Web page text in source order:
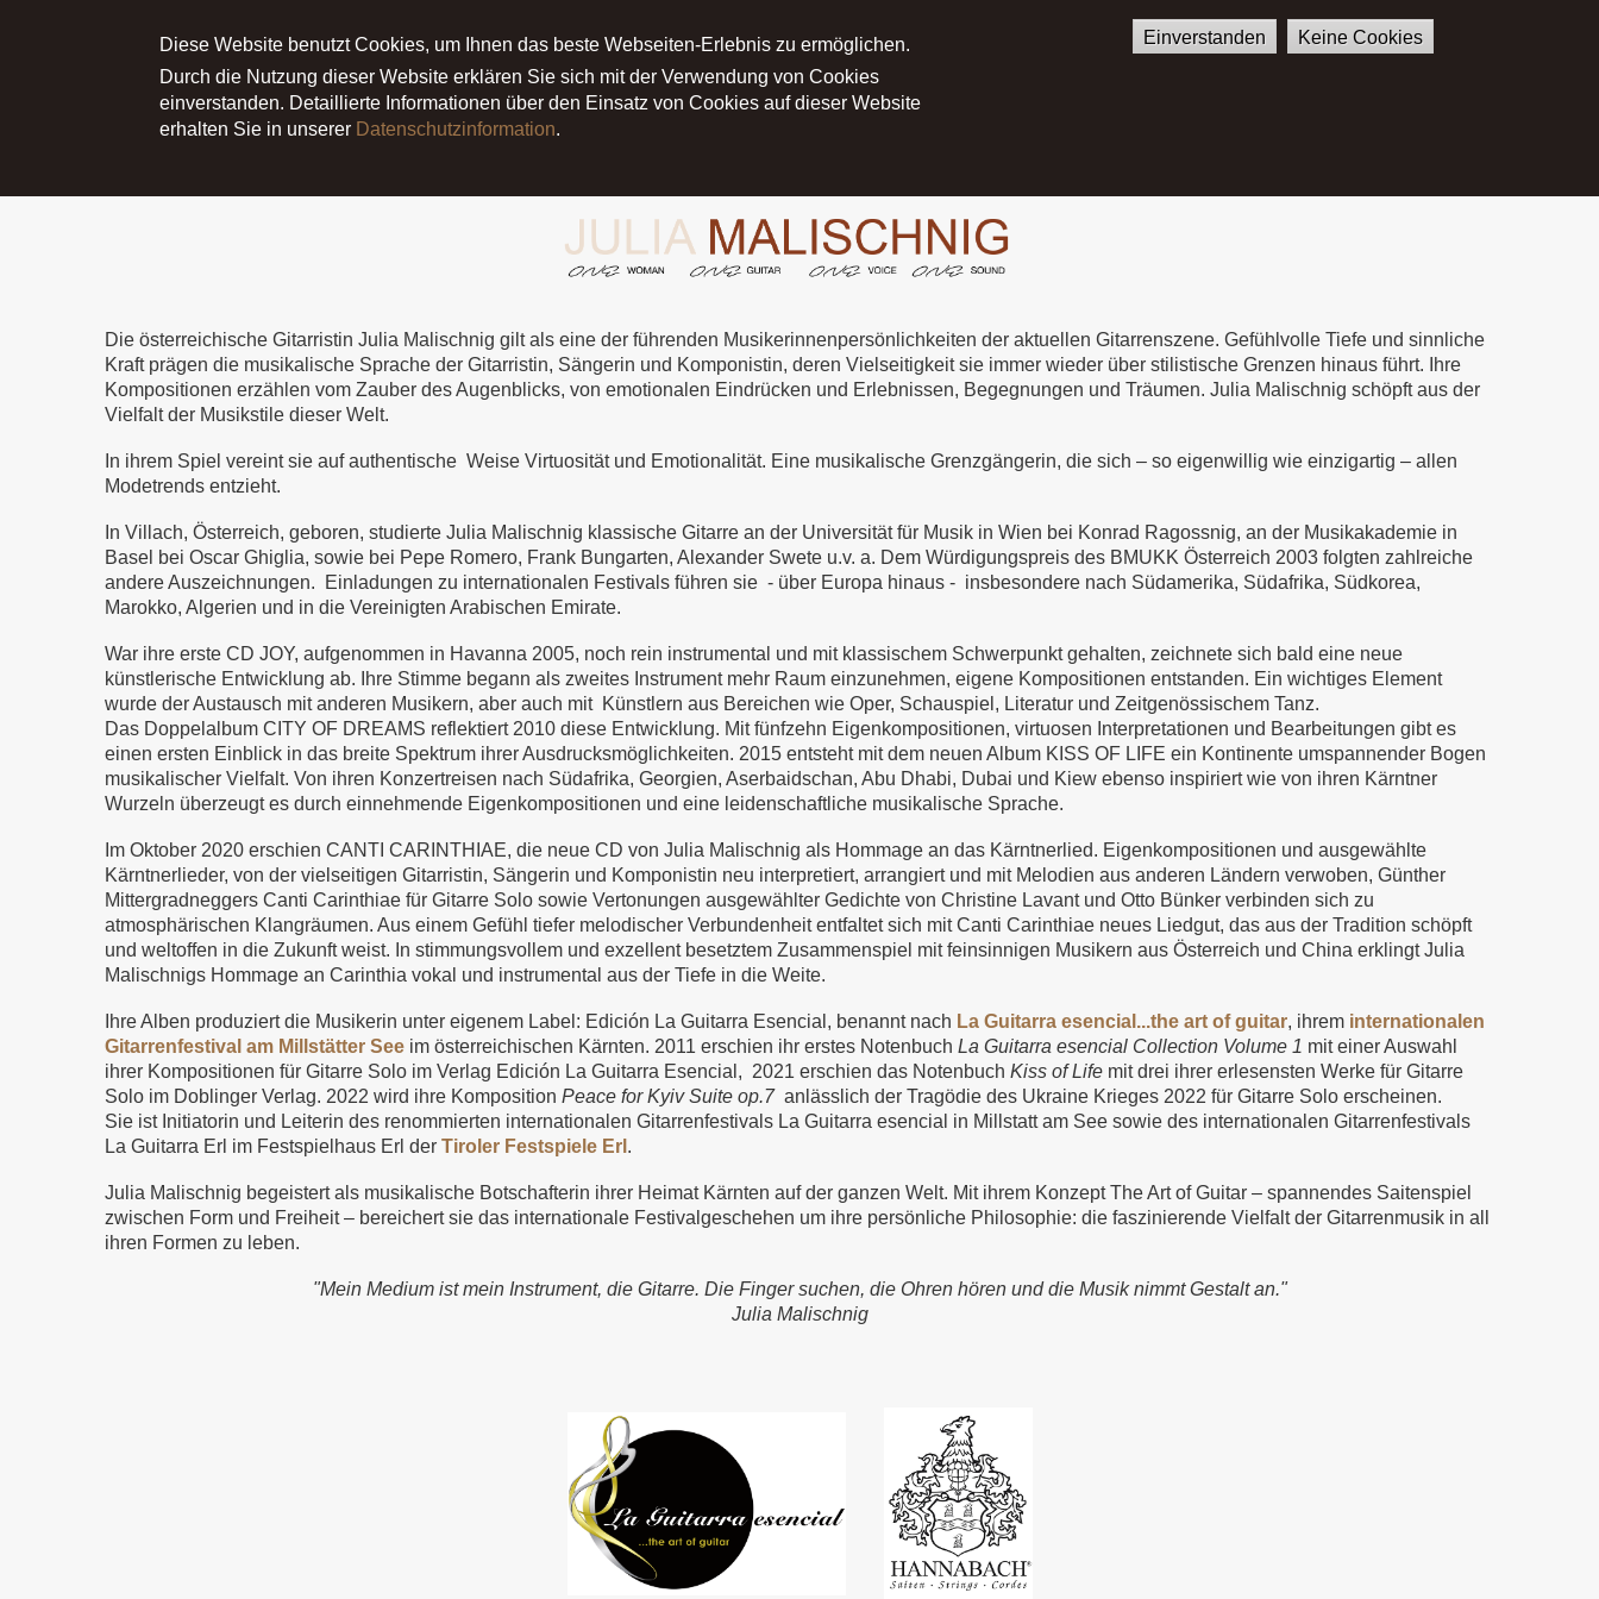
Diese Website benutzt Cookies, um Ihnen das beste Webseiten-Erlebnis zu ermöglichen.
Durch die Nutzung dieser Website erklären Sie sich mit der Verwendung von Cookies
einverstanden. Detaillierte Informationen über den Einsatz von Cookies auf dieser Website
erhalten Sie in unserer Datenschutzinformation.
Einverstanden Keine Cookies
Main menu
ÜBER JULIA NEWS TERMINE PROJEKTE MEDIEN SHOP KONTAKT
Startseite Über Julia
Die österreichische Gitarristin Julia Malischnig gilt als eine der führenden Musikerinnenpersönlichkeiten der aktuellen Gitarrenszene. Gefühlvolle Tiefe und sinnliche
Kraft prägen die musikalische Sprache der Gitarristin, Sängerin und Komponistin, deren Vielseitigkeit sie immer wieder über stilistische Grenzen hinaus führt. Ihre
Kompositionen erzählen vom Zauber des Augenblicks, von emotionalen Eindrücken und Erlebnissen, Begegnungen und Träumen. Julia Malischnig schöpft aus der
Vielfalt der Musikstile dieser Welt.
In ihrem Spiel vereint sie auf authentische Weise Virtuosität und Emotionalität. Eine musikalische Grenzgängerin, die sich – so eigenwillig wie einzigartig – allen
Modetrends entzieht.
In Villach, Österreich, geboren, studierte Julia Malischnig klassische Gitarre an der Universität für Musik in Wien bei Konrad Ragossnig, an der Musikakademie in
Basel bei Oscar Ghiglia, sowie bei Pepe Romero, Frank Bungarten, Alexander Swete u.v. a. Dem Würdigungspreis des BMUKK Österreich 2003 folgten zahlreiche
andere Auszeichnungen. Einladungen zu internationalen Festivals führen sie - über Europa hinaus - insbesondere nach Südamerika, Südafrika, Südkorea,
Marokko, Algerien und in die Vereinigten Arabischen Emirate.
War ihre erste CD JOY, aufgenommen in Havanna 2005, noch rein instrumental und mit klassischem Schwerpunkt gehalten, zeichnete sich bald eine neue
künstlerische Entwicklung ab. Ihre Stimme begann als zweites Instrument mehr Raum einzunehmen, eigene Kompositionen entstanden. Ein wichtiges Element
wurde der Austausch mit anderen Musikern, aber auch mit Künstlern aus Bereichen wie Oper, Schauspiel, Literatur und Zeitgenössischem Tanz.
Das Doppelalbum CITY OF DREAMS reflektiert 2010 diese Entwicklung. Mit fünfzehn Eigenkompositionen, virtuosen Interpretationen und Bearbeitungen gibt es
einen ersten Einblick in das breite Spektrum ihrer Ausdrucksmöglichkeiten. 2015 entsteht mit dem neuen Album KISS OF LIFE ein Kontinente umspannender Bogen
musikalischer Vielfalt. Von ihren Konzertreisen nach Südafrika, Georgien, Aserbaidschan, Abu Dhabi, Dubai und Kiew ebenso inspiriert wie von ihren Kärntner
Wurzeln überzeugt es durch einnehmende Eigenkompositionen und eine leidenschaftliche musikalische Sprache.
Im Oktober 2020 erschien CANTI CARINTHIAE, die neue CD von Julia Malischnig als Hommage an das Kärntnerlied. Eigenkompositionen und ausgewählte
Kärntnerlieder, von der vielseitigen Gitarristin, Sängerin und Komponistin neu interpretiert, arrangiert und mit Melodien aus anderen Ländern verwoben, Günther
Mittergradneggers Canti Carinthiae für Gitarre Solo sowie Vertonungen ausgewählter Gedichte von Christine Lavant und Otto Bünker verbinden sich zu
atmosphärischen Klangräumen. Aus einem Gefühl tiefer melodischer Verbundenheit entfaltet sich mit Canti Carinthiae neues Liedgut, das aus der Tradition schöpft
und weltoffen in die Zukunft weist. In stimmungsvollem und exzellent besetztem Zusammenspiel mit feinsinnigen Musikern aus Österreich und China erklingt Julia
Malischnigs Hommage an Carinthia vokal und instrumental aus der Tiefe in die Weite.
Ihre Alben produziert die Musikerin unter eigenem Label: Edición La Guitarra Esencial, benannt nach La Guitarra esencial...the art of guitar, ihrem internationalen
Gitarrenfestival am Millstätter See im österreichischen Kärnten. 2011 erschien ihr erstes Notenbuch La Guitarra esencial Collection Volume 1 mit einer Auswahl
ihrer Kompositionen für Gitarre Solo im Verlag Edición La Guitarra Esencial, 2021 erschien das Notenbuch Kiss of Life mit drei ihrer erlesensten Werke für Gitarre
Solo im Doblinger Verlag. 2022 wird ihre Komposition Peace for Kyiv Suite op.7 anlässlich der Tragödie des Ukraine Krieges 2022 für Gitarre Solo erscheinen.
Sie ist Initiatorin und Leiterin des renommierten internationalen Gitarrenfestivals La Guitarra esencial in Millstatt am See sowie des internationalen Gitarrenfestivals
La Guitarra Erl im Festspielhaus Erl der Tiroler Festspiele Erl .
Julia Malischnig begeistert als musikalische Botschafterin ihrer Heimat Kärnten auf der ganzen Welt. Mit ihrem Konzept The Art of Guitar – spannendes Saitenspiel
zwischen Form und Freiheit – bereichert sie das internationale Festivalgeschehen um ihre persönliche Philosophie: die faszinierende Vielfalt der Gitarrenmusik in all
ihren Formen zu leben.
"Mein Medium ist mein Instrument, die Gitarre. Die Finger suchen, die Ohren hören und die Musik nimmt Gestalt an."
Julia Malischnig